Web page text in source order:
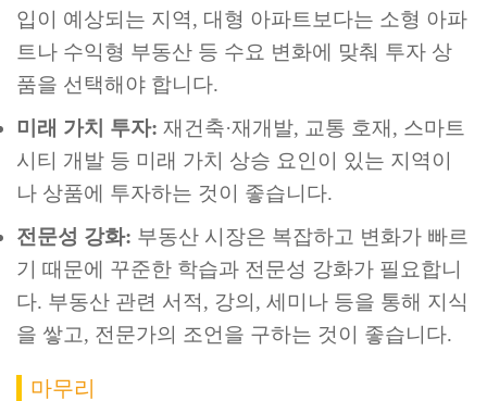
입이 예상되는 지역, 대형 아파트보다는 소형 아파
트나 수익형 부동산 등 수요 변화에 맞춰 투자 상
품을 선택해야 합니다.
미래 가치 투자: 재건축·재개발, 교통 호재, 스마트
시티 개발 등 미래 가치 상승 요인이 있는 지역이
나 상품에 투자하는 것이 좋습니다.
전문성 강화: 부동산 시장은 복잡하고 변화가 빠르
기 때문에 꾸준한 학습과 전문성 강화가 필요합니
다. 부동산 관련 서적, 강의, 세미나 등을 통해 지식
을 쌓고, 전문가의 조언을 구하는 것이 좋습니다.
마무리